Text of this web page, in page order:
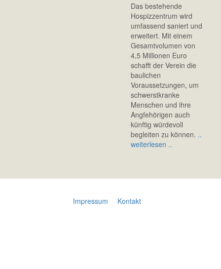
Das bestehende
Hospizzentrum wird
umfassend saniert und
erweitert. Mit einem
Gesamtvolumen von
4,5 Millionen Euro
schafft der Verein die
baulichen
Voraussetzungen, um
schwerstkranke
Menschen und ihre
Angfehörigen auch
künftig würdevoll
begleiten zu können. ..
weiterlesen ..
Impressum Kontakt